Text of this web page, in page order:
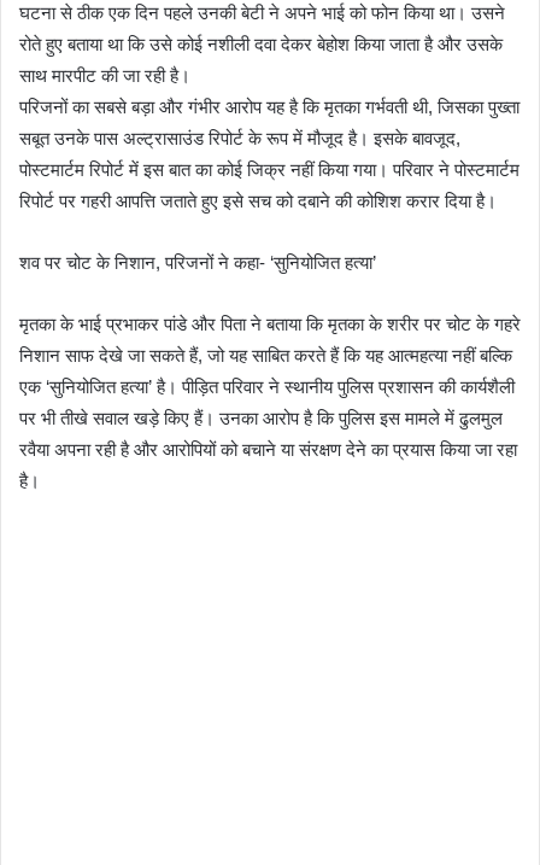
घटना से ठीक एक दिन पहले उनकी बेटी ने अपने भाई को फोन किया था। उसने
रोते हुए बताया था कि उसे कोई नशीली दवा देकर बेहोश किया जाता है और उसके
साथ मारपीट की जा रही है।
​परिजनों का सबसे बड़ा और गंभीर आरोप यह है कि मृतका गर्भवती थी, जिसका पुख्ता
सबूत उनके पास अल्ट्रासाउंड रिपोर्ट के रूप में मौजूद है। इसके बावजूद,
पोस्टमार्टम रिपोर्ट में इस बात का कोई जिक्र नहीं किया गया। परिवार ने पोस्टमार्टम
रिपोर्ट पर गहरी आपत्ति जताते हुए इसे सच को दबाने की कोशिश करार दिया है।
​शव पर चोट के निशान, परिजनों ने कहा- ‘सुनियोजित हत्या’
​मृतका के भाई प्रभाकर पांडे और पिता ने बताया कि मृतका के शरीर पर चोट के गहरे
निशान साफ देखे जा सकते हैं, जो यह साबित करते हैं कि यह आत्महत्या नहीं बल्कि
एक ‘सुनियोजित हत्या’ है। पीड़ित परिवार ने स्थानीय पुलिस प्रशासन की कार्यशैली
पर भी तीखे सवाल खड़े किए हैं। उनका आरोप है कि पुलिस इस मामले में ढुलमुल
रवैया अपना रही है और आरोपियों को बचाने या संरक्षण देने का प्रयास किया जा रहा
है।